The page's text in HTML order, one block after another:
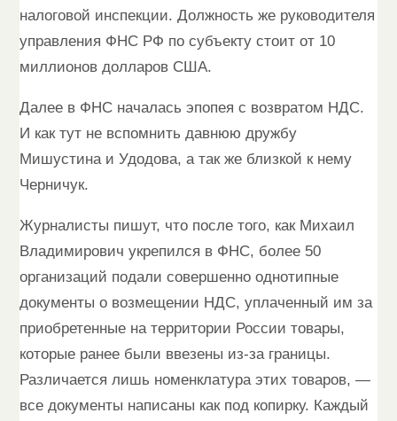
налоговой инспекции. Должность же руководителя
управления ФНС РФ по субъекту стоит от 10
миллионов долларов США.
Далее в ФНС началась эпопея с возвратом НДС.
И как тут не вспомнить давнюю дружбу
Мишустина и Удодова, а так же близкой к нему
Черничук.
Журналисты пишут, что после того, как Михаил
Владимирович укрепился в ФНС, более 50
организаций подали совершенно однотипные
документы о возмещении НДС, уплаченный им за
приобретенные на территории России товары,
которые ранее были ввезены из-за границы.
Различается лишь номенклатура этих товаров, —
все документы написаны как под копирку. Каждый